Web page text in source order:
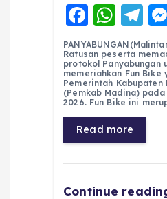
F
a
c
e
b
o
o
k
W
h
a
ts
A
p
p
T
el
e
g
r
a
m
Ratusan peserta
protokol Panyabungan
memeriahkan Fun Bike
Pemerintah Kabupaten
(Pemkab Madina)
2026. Fun Bike ini
Read more
Continue